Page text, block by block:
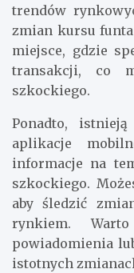
trendów
zmian kursu
miejsce, gdzie
transakcji, co
szkockiego.
Ponadto,
aplikacje
informacje na
szkockiego.
aby śledzić
rynkiem.
powiadomienia
istotnych